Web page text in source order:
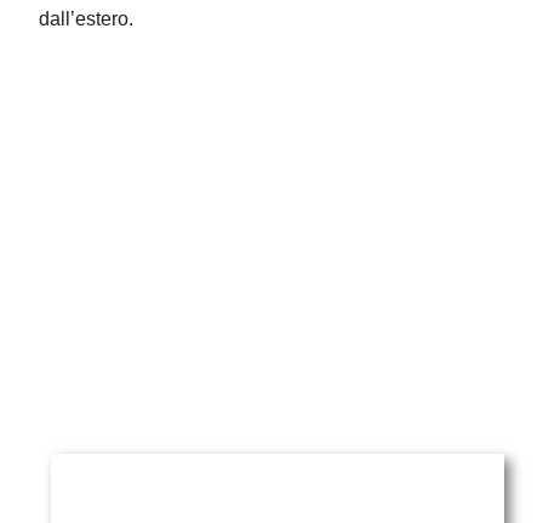
dall’estero.